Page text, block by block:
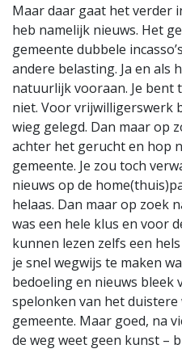
Maar daar gaat het verder
heb namelijk nieuws. Het
gemeente dubbele
andere belasting. Ja en als
natuurlijk vooraan. Je
niet. Voor vrijwilligerswerk
wieg gelegd. Dan maar op
achter het gerucht en hop
gemeente. Je zou toch
nieuws op de
helaas. Dan maar op zoek
was een hele klus en voor
kunnen lezen zelfs een
je snel wegwijs te maken
bedoeling en nieuws bleek
spelonken van het duistere
gemeente. Maar goed, na
de weg weet geen kunst –